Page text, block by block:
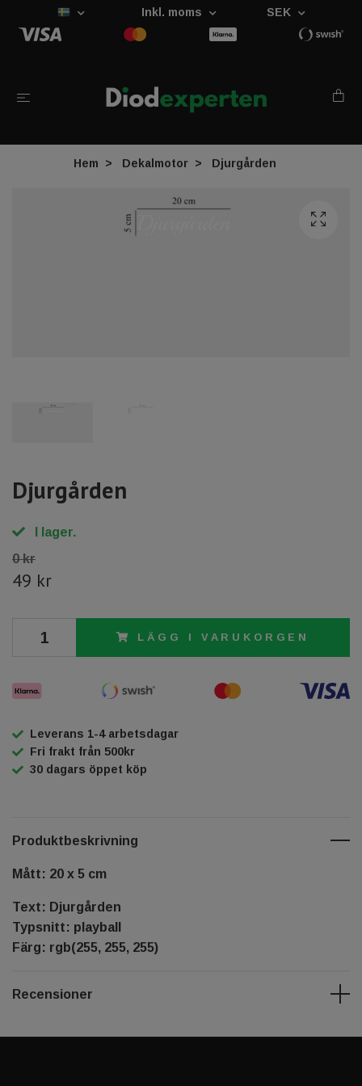
Inkl. moms SEK
Hem Dekalmotor Djurgården
Djurgården
I lager.
0 kr
49 kr
LÄGG I VARUKORGEN
Leverans 1-4 arbetsdagar
Fri frakt från 500kr
30 dagars öppet köp
Produktbeskrivning
Mått: 20 x 5 cm
Text: Djurgården
Typsnitt: playball
Färg: rgb(255, 255, 255)
Recensioner